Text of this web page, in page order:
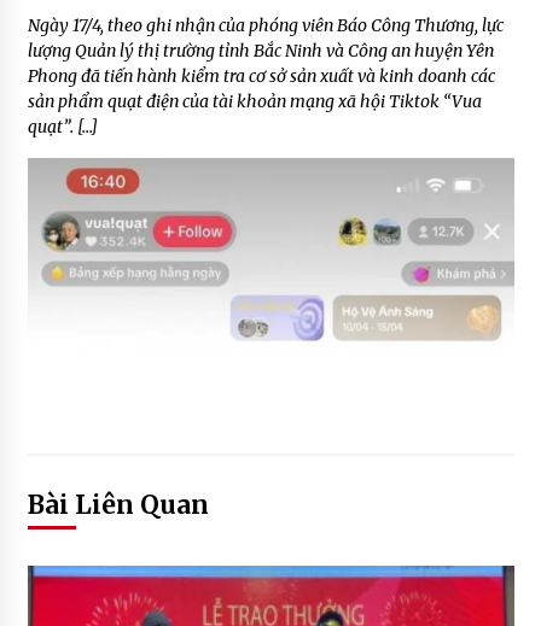
Ngày 17/4, theo ghi nhận của phóng viên Báo Công Thương, lực
lượng Quản lý thị trường tỉnh Bắc Ninh và Công an huyện Yên
Phong đã tiến hành kiểm tra cơ sở sản xuất và kinh doanh các
sản phẩm quạt điện của tài khoản mạng xã hội Tiktok “Vua
quạt”. […]
Bài Liên Quan